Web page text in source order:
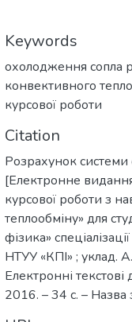
Keywords
охолодження сопла
конвективного
курсової роботи
Citation
Розрахунок
[Електронне
курсової роботи з
теплообміну» для
фізика»
НТУУ «КПІ» ; уклад.
Електронні
2016. – 34 с. – Назва